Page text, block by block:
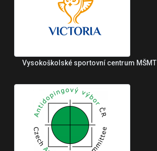
Vysokoškolské sportovní centrum MŠMT